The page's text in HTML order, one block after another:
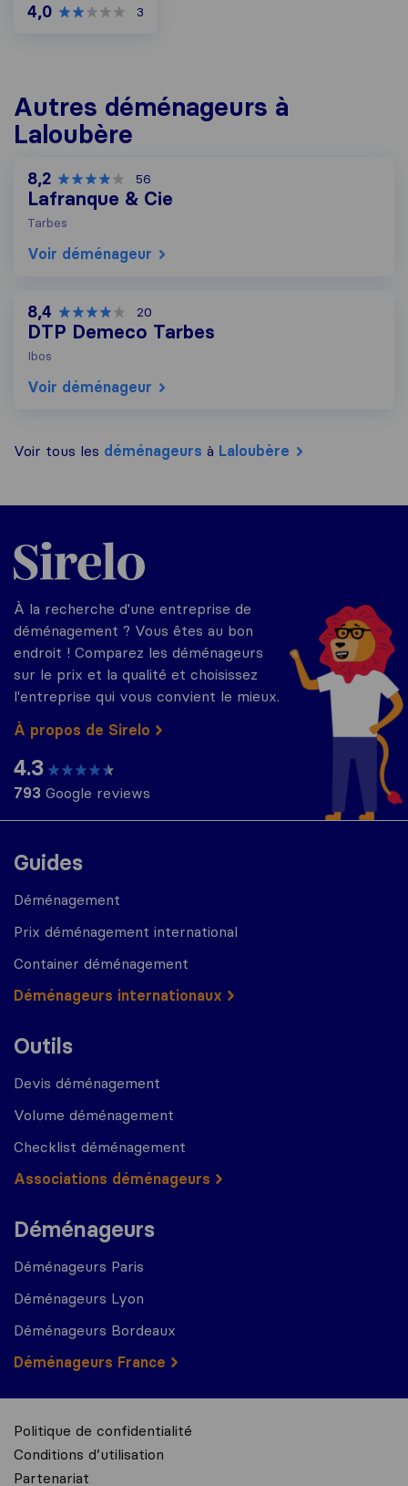
4,0 3
Autres déménageurs à
Laloubère
8,2 56
Lafranque & Cie
Tarbes
Voir déménageur
8,4 20
DTP Demeco Tarbes
Ibos
Voir déménageur
Voir tous les déménageurs à Laloubère
Guides
Déménagement
Prix déménagement international
Container déménagement
Déménageurs internationaux
Outils
Devis déménagement
Volume déménagement
Checklist déménagement
Associations déménageurs
Déménageurs
Déménageurs Paris
Déménageurs Lyon
Déménageurs Bordeaux
Déménageurs France
Sirelo.fr
À la recherche d'une entreprise de
déménagement ? Vous êtes au bon
endroit ! Comparez les déménageurs
sur le prix et la qualité et choisissez
l'entreprise qui vous convient le mieux.
À propos de Sirelo
4.3
793 Google reviews
Politique de confidentialité
Conditions d’utilisation
Partenariat